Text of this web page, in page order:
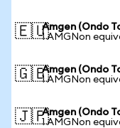
🇪🇺Amgen (Ondo
1 AMGNon
🇬🇧Amgen (Ondo
1 AMGNon
🇯🇵Amgen (Ondo
1 AMGNon